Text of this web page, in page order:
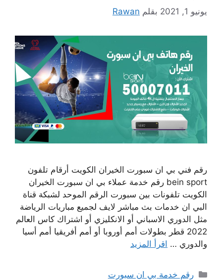
يونيو 1, 2021 بقلم Rawan
رقم فني بي ان سبورت الخيران الكويت أرقام تلفون
bein sport رقم خدمة عملاء بي ان سبورت الخيران
الكويت تلفونات بين سبورت الرقم الموحد لشبكة قناة
البي ان خدمات بث مباشر لايف لجميع مباريات الرياضة
مثل الدوري الاسباني أو الانكليزي أو اشتراك كاس العالم
2022 قطر بطولات أمم أوروبا أو أمم أفريقيا أمم أسيا
والدوري … اقرأ المزيد
التصنيفات
رقم خدمة بي ان سبورت